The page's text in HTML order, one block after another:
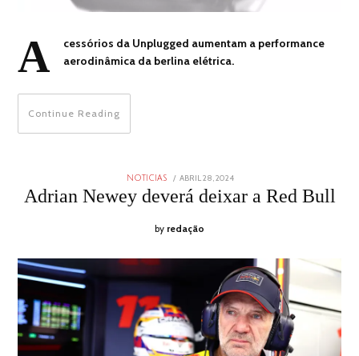
A
cessórios da Unplugged aumentam a performance
aerodinâmica da berlina elétrica.
Continue Reading
NOTICIAS
POSTED
ON
ABRIL 28, 2024
2024
Adrian Newey deverá deixar a Red Bull
by redação